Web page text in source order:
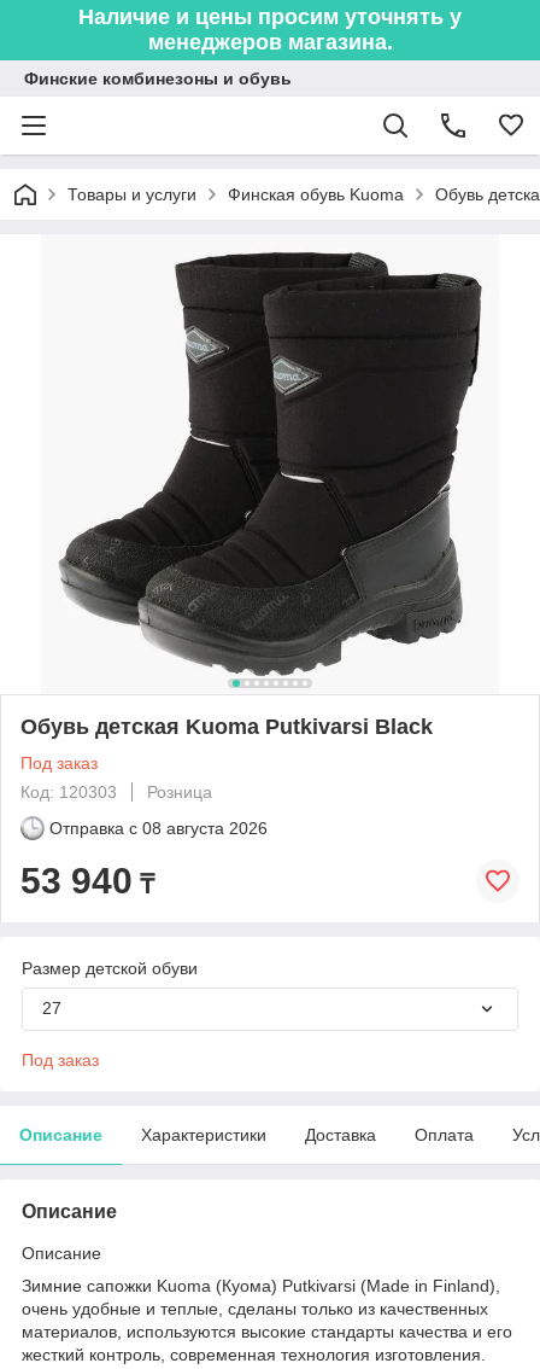
Наличие и цены просим уточнять у
менеджеров магазина.
Финские комбинезоны и обувь
Товары и услуги Финская обувь Kuoma Обувь
Обувь детская Kuoma Putkivarsi Black
Под заказ
Код: 120303
Розница
Отправка с 08 августа 2026
53 940 ₸
Размер детской обуви
27
Под заказ
Описание Характеристики Доставка Оплата
Описание
Описание
Зимние сапожки Kuoma (Куома) Putkivarsi (Made in Finland),
очень удобные и теплые, сделаны только из качественных
материалов, используются высокие стандарты качества и его
жесткий контроль, современная технология изготовления.